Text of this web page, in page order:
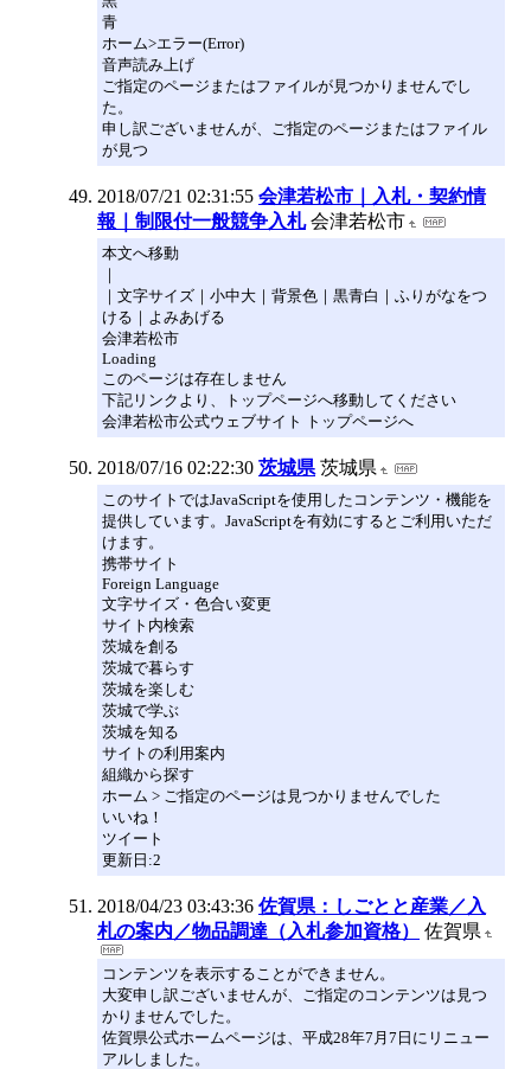
青
ホーム>エラー(Error)
音声読み上げ
ご指定のページまたはファイルが見つかりませんでし
た。
申し訳ございませんが、ご指定のページまたはファイル
が見つ
2018/07/21 02:31:55 会津若松市｜入札・契約情
報｜制限付一般競争入札 会津若松市
本文へ移動
｜
｜文字サイズ｜小中大｜背景色｜黒青白｜ふりがなをつ
ける｜よみあげる
会津若松市
Loading
このページは存在しません
下記リンクより、トップページへ移動してください
会津若松市公式ウェブサイト トップページへ
2018/07/16 02:22:30 茨城県 茨城県
このサイトではJavaScriptを使用したコンテンツ・機能を
提供しています。JavaScriptを有効にするとご利用いただ
けます。
携帯サイト
Foreign Language
文字サイズ・色合い変更
サイト内検索
茨城を創る
茨城で暮らす
茨城を楽しむ
茨城で学ぶ
茨城を知る
サイトの利用案内
組織から探す
ホーム > ご指定のページは見つかりませんでした
いいね！
ツイート
更新日:2
2018/04/23 03:43:36 佐賀県：しごとと産業／入
札の案内／物品調達（入札参加資格）
佐賀県
コンテンツを表示することができません。
大変申し訳ございませんが、ご指定のコンテンツは見つ
かりませんでした。
佐賀県公式ホームページは、平成28年7月7日にリニュー
アルしました。